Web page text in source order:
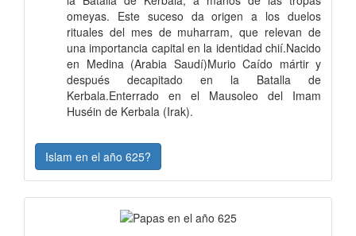
omeyas. Este suceso da origen a los duelos
rituales del mes de muharram, que relevan de
una importancia capital en la identidad chií.Nacido
en Medina (Arabia Saudí)Murio Caído mártir y
después decapitado en la Batalla de
Kerbala.Enterrado en el Mausoleo del Imam
Huséin de Kerbala (Irak).
Islam en el año 625?